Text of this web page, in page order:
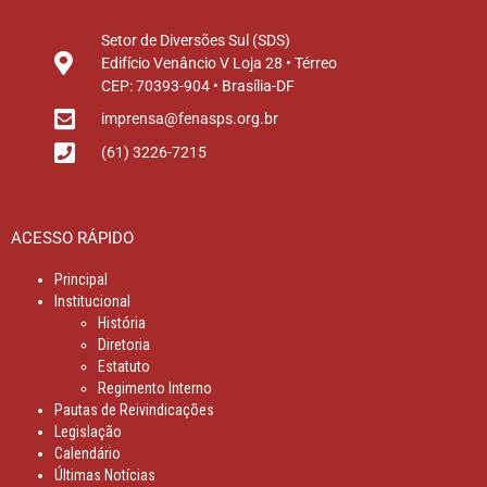
Setor de Diversões Sul (SDS)
Edifício Venâncio V Loja 28 • Térreo
CEP: 70393-904 • Brasília-DF
imprensa@fenasps.org.br
(61) 3226-7215
ACESSO RÁPIDO
Principal
Institucional
História
Diretoria
Estatuto
Regimento Interno
Pautas de Reivindicações
Legislação
Calendário
Últimas Notícias